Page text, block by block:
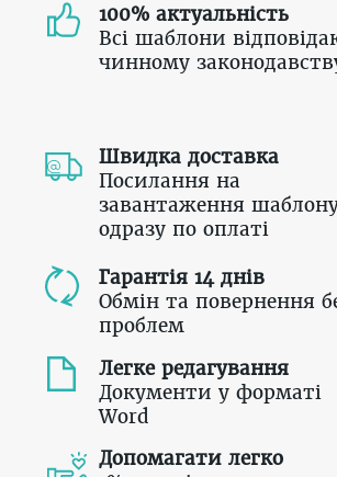
100% актуальність
Всі шаблони
чинному
Швидка доставка
Посилання на
завантаження
одразу по оплаті
Гарантія 14 днів
Обмін та повернення
проблем
Легке редагування
Документи у форматі
Word
Допомагати легко